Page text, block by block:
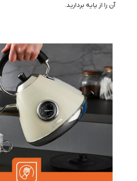
آن را از پایه بردارید.